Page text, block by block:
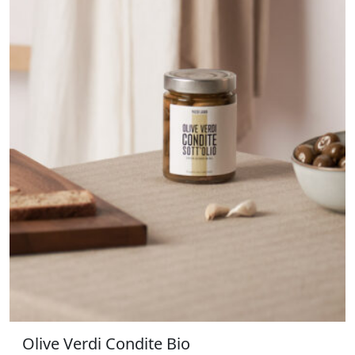
Olive Verdi Condite Bio